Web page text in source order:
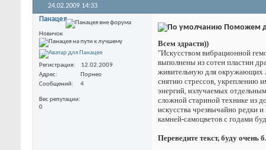
24.02.2009 14:33
Панацея
Новичок
Регистрация
12.02.2009
Адрес
Порнео
Сообщений
4
Вес репутации
0
Поможем
Всем здрасти))
"Искусством вибрационной
выполнены из сотен пластин
живительную для окружающих
снятию стрессов, укреплению
энергий, излучаемых
сложной стариной технике из
искусства чрезвычайно редки
камней-самоцветов с годами
Переведите текст, буду очень